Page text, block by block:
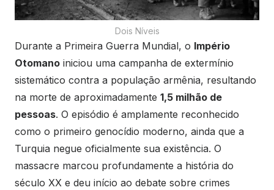
Dois Níveis
Durante a Primeira Guerra Mundial, o Império
Otomano iniciou uma campanha de extermínio
sistemático contra a população armênia, resultando
na morte de aproximadamente 1,5 milhão de
pessoas. O episódio é amplamente reconhecido
como o primeiro genocídio moderno, ainda que a
Turquia negue oficialmente sua existência. O
massacre marcou profundamente a história do
século XX e deu início ao debate sobre crimes